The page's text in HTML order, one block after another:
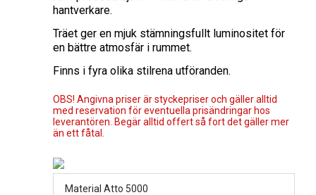
hantverkare.
Träet ger en mjuk stämningsfullt luminositet för
en bättre atmosfär i rummet.
Finns i fyra olika stilrena utföranden.
OBS! Angivna priser är styckepriser och gäller alltid
med reservation för eventuella prisändringar hos
leverantören. Begär alltid offert så fort det gäller mer
än ett fåtal.
Material Atto 5000